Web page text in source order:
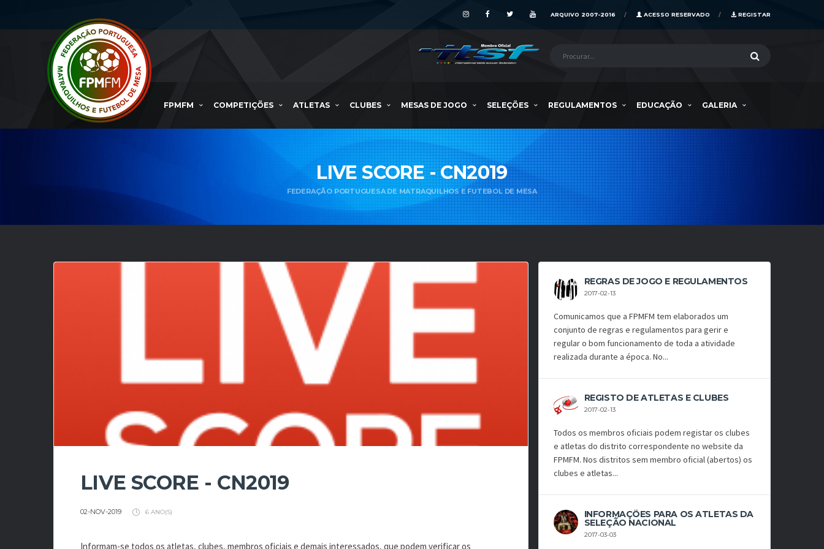
REGISTAR
ACESSO RESERVADO
ARQUIVO 2007-2016
FPMFM COMPETIÇÕES ATLETAS CLUBES MESAS DE JOGO SELEÇÕES REGULAMENTOS EDUCAÇÃO GALERIA
LIVE SCORE - CN2019
FEDERAÇÃO PORTUGUESA DE MATRAQUILHOS E FUTEBOL DE MESA
LIVE SCORE - CN2019
02-NOV-2019 6 ANO(S)
Informam-se todos os atletas, clubes, membros oficiais e demais interessados, que podem verificar os
REGRAS DE JOGO E REGULAMENTOS
2017-02-13
Comunicamos que a FPMFM tem elaborados um
conjunto de regras e regulamentos para gerir e
regular o bom funcionamento de toda a atividade
realizada durante a época. No...
REGISTO DE ATLETAS E CLUBES
2017-02-13
Todos os membros oficiais podem registar os clubes
e atletas do distrito correspondente no website da
FPMFM. Nos distritos sem membro oficial (abertos) os
clubes e atletas...
INFORMAÇÕES PARA OS ATLETAS DA
SELEÇÃO NACIONAL
2017-03-03